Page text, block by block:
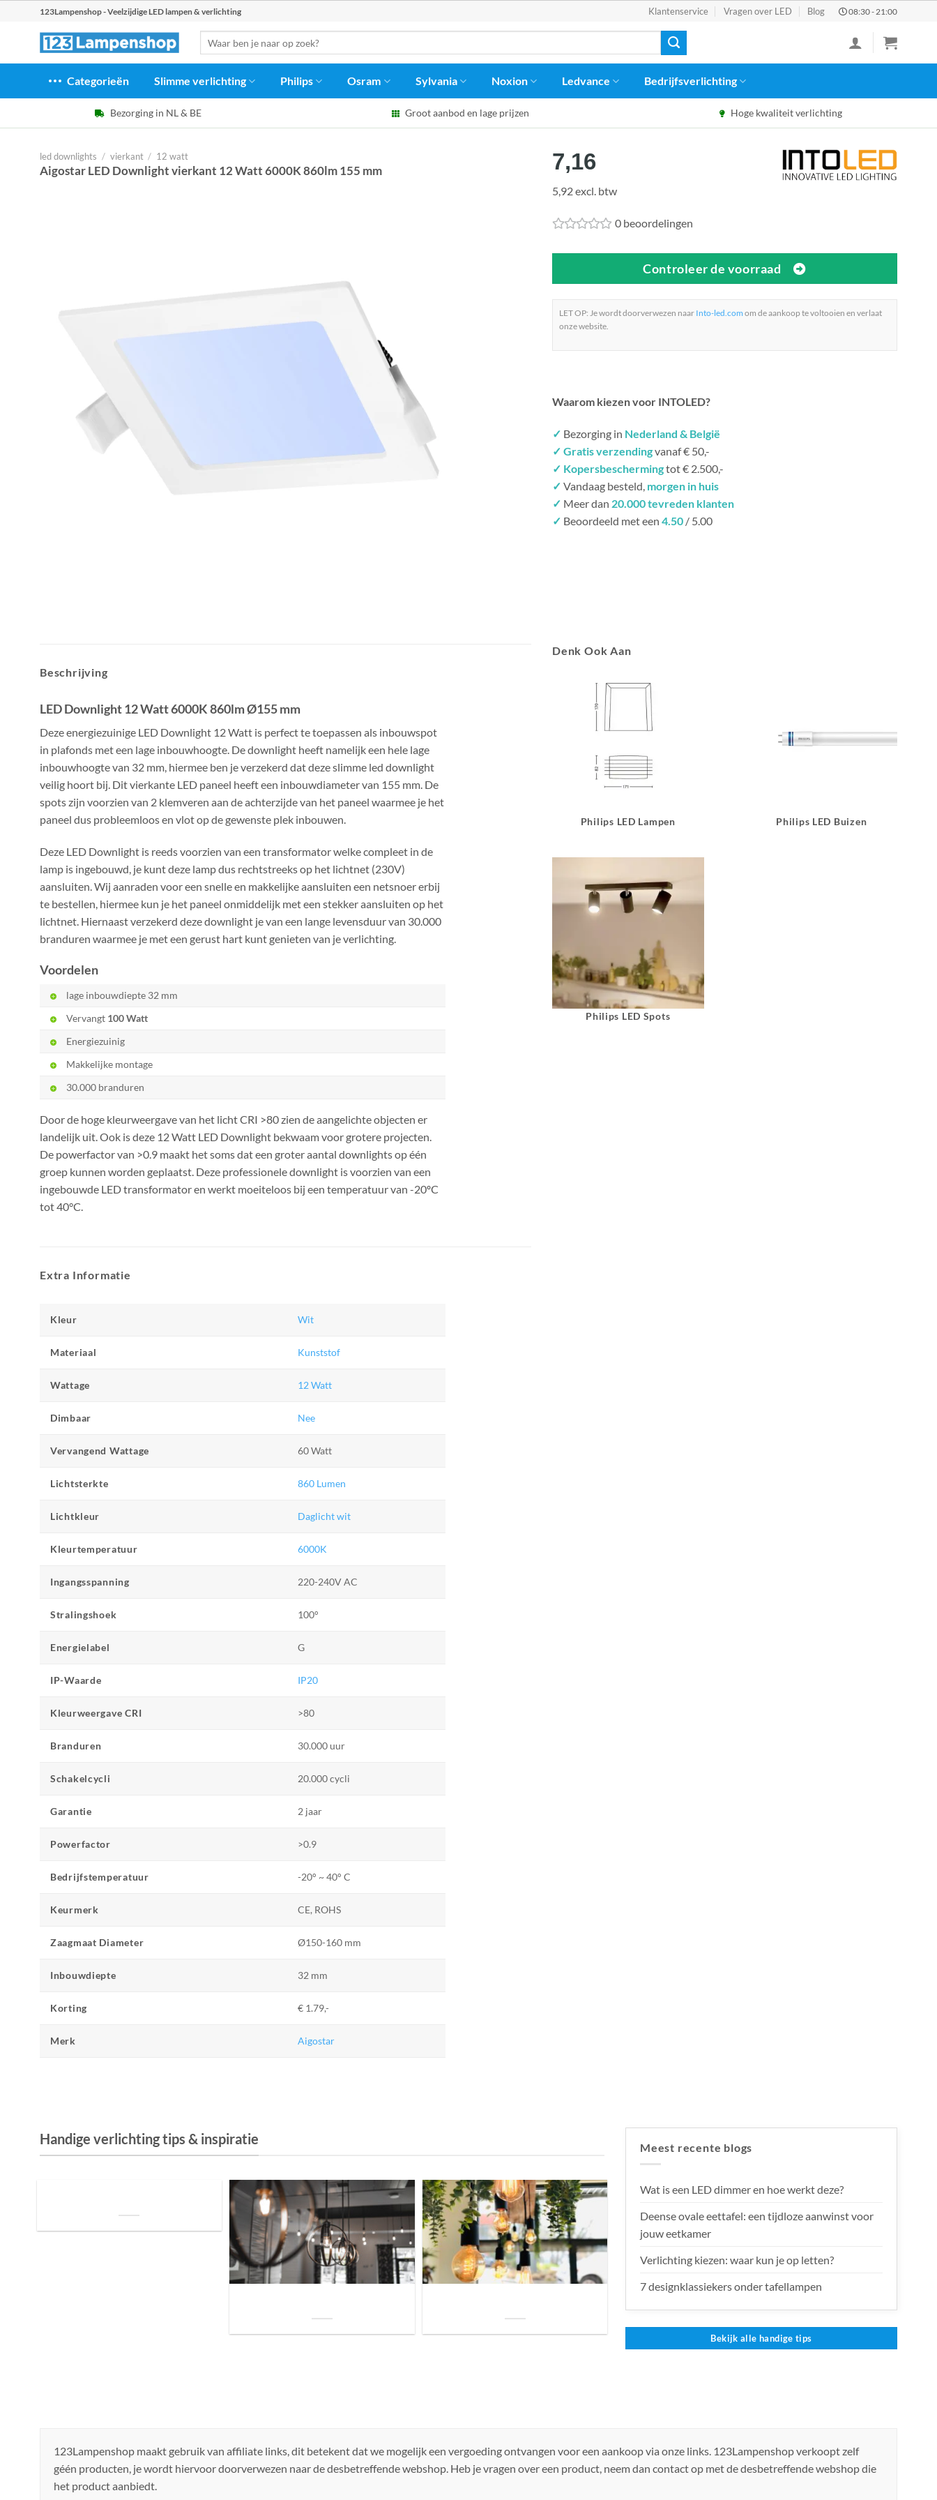
123Lampenshop - Veelzijdige LED lampen & verlichting Klantenservice Vragen over LED Blog 08:30 - 21:00
naar:
Categorieën Slimme verlichting Philips Osram Sylvania Noxion Ledvance Bedrijfsverlichting
Bezorging in NL & BE Groot aanbod en lage prijzen Hoge kwaliteit verlichting
led downlights / vierkant / 12 watt
Aigostar LED Downlight vierkant 12 Watt 6000K 860lm 155 mm 7,16
5,92 excl. btw
0 beoordelingen
Controleer de voorraad
LET OP: Je wordt doorverwezen naar Into-led.com om de aankoop te voltooien en verlaat
onze website.
Waarom kiezen voor INTOLED?
✓ Bezorging in Nederland & België
✓ Gratis verzendingvanaf € 50,-
✓ Kopersbeschermingtot € 2.500,-
✓ Vandaag besteld, morgen in huis
✓ Meer dan 20.000 tevreden klanten
✓ Beoordeeld met een 4.50 / 5.00
Beschrijving
LED Downlight 12 Watt 6000K 860lm Ø155 mm
Deze energiezuinige LED Downlight 12 Watt is perfect te toepassen als inbouwspot
in plafonds met een lage inbouwhoogte. De downlight heeft namelijk een hele lage
inbouwhoogte van 32 mm, hiermee ben je verzekerd dat deze slimme led downlight
veilig hoort bij. Dit vierkante LED paneel heeft een inbouwdiameter van 155 mm. De
spots zijn voorzien van 2 klemveren aan de achterzijde van het paneel waarmee je het
paneel dus probleemloos en vlot op de gewenste plek inbouwen.
Deze LED Downlight is reeds voorzien van een transformator welke compleet in de
lamp is ingebouwd, je kunt deze lamp dus rechtstreeks op het lichtnet (230V)
aansluiten. Wij aanraden voor een snelle en makkelijke aansluiten een netsnoer erbij
te bestellen, hiermee kun je het paneel onmiddelijk met een stekker aansluiten op het
lichtnet. Hiernaast verzekerd deze downlight je van een lange levensduur van 30.000
branduren waarmee je met een gerust hart kunt genieten van je verlichting.
Voordelen
lage inbouwdiepte 32 mm
Vervangt 100 Watt
Energiezuinig
Makkelijke montage
30.000 branduren
Door de hoge kleurweergave van het licht CRI >80 zien de aangelichte objecten er
landelijk uit. Ook is deze 12 Watt LED Downlight bekwaam voor grotere projecten.
De powerfactor van >0.9 maakt het soms dat een groter aantal downlights op één
groep kunnen worden geplaatst. Deze professionele downlight is voorzien van een
ingebouwde LED transformator en werkt moeiteloos bij een temperatuur van -20ºC
tot 40°C.
Extra Informatie
Kleur Wit
Materiaal Kunststof
Wattage 12 Watt
Dimbaar Nee
Vervangend Wattage 60 Watt
Lichtsterkte 860 Lumen
Lichtkleur Daglicht wit
Kleurtemperatuur 6000K
Ingangsspanning 220-240V AC
Stralingshoek 100°
Energielabel G
IP-Waarde IP20
Kleurweergave CRI >80
Branduren 30.000 uur
Schakelcycli 20.000 cycli
Garantie 2 jaar
Powerfactor >0.9
Bedrijfstemperatuur -20° ~ 40° C
Keurmerk CE, ROHS
Zaagmaat Diameter Ø150-160 mm
Inbouwdiepte 32 mm
Korting € 1.79,-
Merk Aigostar
Denk Ook Aan
Philips LED Lampen Philips LED Buizen
Philips LED Spots
Handige verlichting tips & inspiratie
Meest recente blogs
Wat is een LED dimmer en hoe werkt deze?
Deense ovale eettafel: een tijdloze aanwinst voor
jouw eetkamer
Verlichting kiezen: waar kun je op letten?
7 designklassiekers onder tafellampen
Bekijk alle handige tips
123Lampenshop maakt gebruik van affiliate links, dit betekent dat we mogelijk een vergoeding ontvangen voor een aankoop via onze links. 123Lampenshop verkoopt zelf
géén producten, je wordt hiervoor doorverwezen naar de desbetreffende webshop. Heb je vragen over een product, neem dan contact op met de desbetreffende webshop die
het product aanbiedt.